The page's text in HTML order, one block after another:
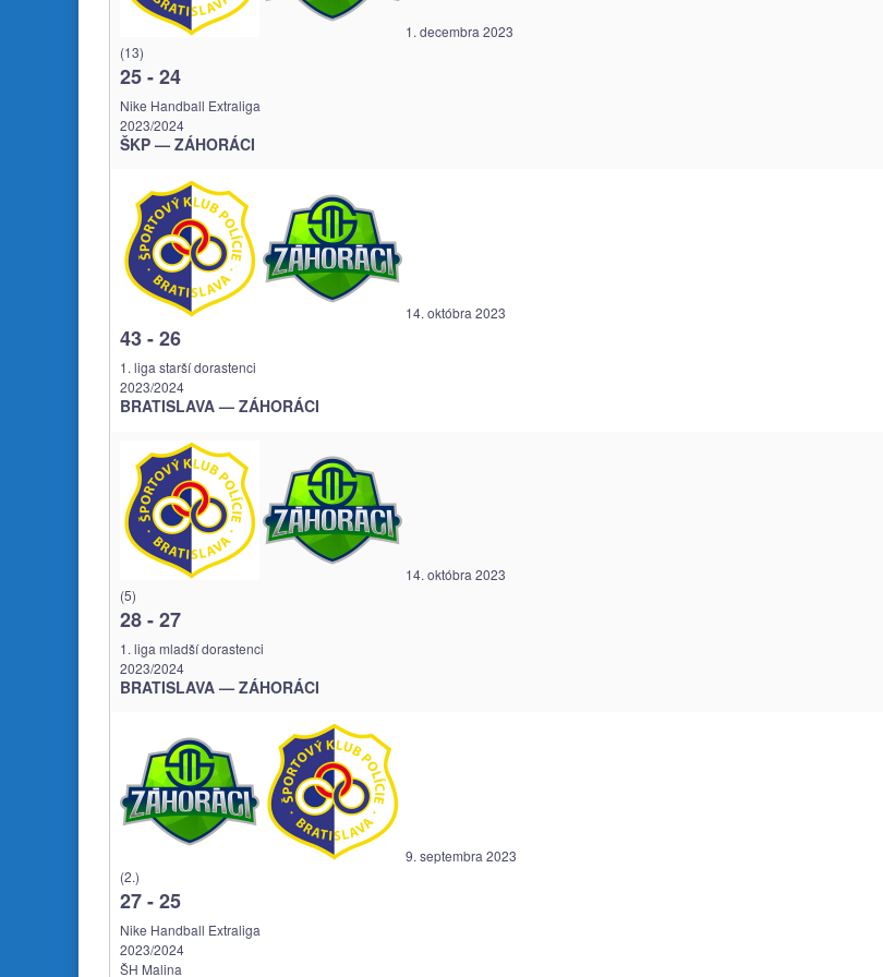
1. decembra 2023
(13)
25-24
Nike Handball Extraliga
2023/2024
ŠKP — ZÁHORÁCI
14. októbra 2023
43-26
1. liga starší dorastenci
2023/2024
BRATISLAVA — ZÁHORÁCI
14. októbra 2023
(5)
28-27
1. liga mladší dorastenci
2023/2024
BRATISLAVA — ZÁHORÁCI
9. septembra 2023
(2.)
27-25
Nike Handball Extraliga
2023/2024
ŠH Malina